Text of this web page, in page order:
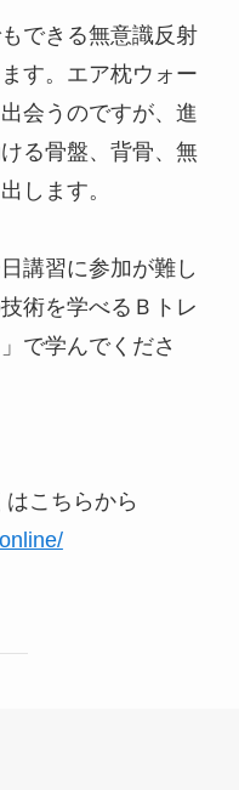
できる無意識反射
す。エア枕ウォー
会うのですが、進
る骨盤、背骨、無
します。
講習に参加が難し
術を学べるＢトレ
で学んでくださ
こちらから